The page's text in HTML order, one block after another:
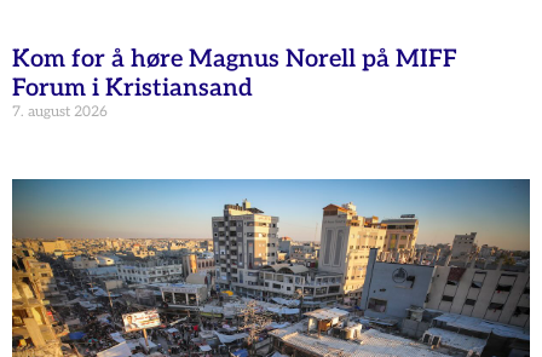
Kom for å høre Magnus Norell på MIFF
Forum i Kristiansand
7. august 2026